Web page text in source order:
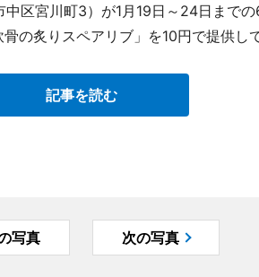
中区宮川町3）が1月19日～24日まで
の炙りスペアリブ」を10円で提供して
記事を読む
写真 次の写真